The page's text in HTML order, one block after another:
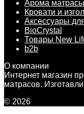
Арома матрасы
Кровати и
Аксессуары
BioCrystal
Товары New
b2b
О компании
Интернет магазин
матрасов.
© 2026